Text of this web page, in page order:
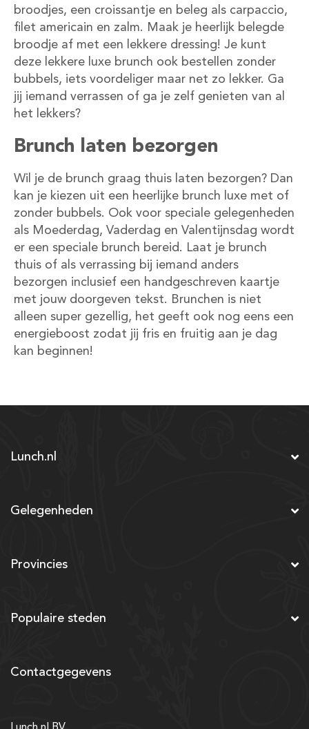
broodjes, een croissantje en beleg als carpaccio,
filet americain en zalm. Maak je heerlijk belegde
broodje af met een lekkere dressing! Je kunt
deze lekkere luxe brunch ook bestellen zonder
bubbels, iets voordeliger maar net zo lekker. Ga
jij iemand verrassen of ga je zelf genieten van al
het lekkers?
Brunch laten bezorgen
Wil je de brunch graag thuis laten bezorgen? Dan
kan je kiezen uit een heerlijke brunch luxe met of
zonder bubbels. Ook voor speciale gelegenheden
als Moederdag, Vaderdag en Valentijnsdag wordt
er een speciale brunch bereid. Laat je brunch
thuis of als verrassing bij iemand anders
bezorgen inclusief een handgeschreven kaartje
met jouw doorgeven tekst. Brunchen is niet
alleen super gezellig, het geeft ook nog eens een
energieboost zodat jij fris en fruitig aan je dag
kan beginnen!
Lunch.nl
Gelegenheden
Provincies
Populaire steden
Contactgegevens